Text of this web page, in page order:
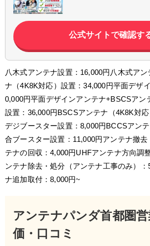
公式サイトで確認す
八木式アンテナ設置：16,000円八木式ア
ナ（4K8K対応）設置：34,000円平面デザ
0,000円平面デザインアンテナ+BSCSアン
設置：36,000円BSCSアンテナ（4K8K対
デジブースター設置：8,000円BCCSアン
合ブースター設置：11,000円アンテナ撤去
テナの回収：4,000円UHFアンテナ方向調
ンテナ除去・処分（アンテナ工事のみ）
ナ追加取付：8,000円~
アンテナパンダ首都圏
価・口コミ